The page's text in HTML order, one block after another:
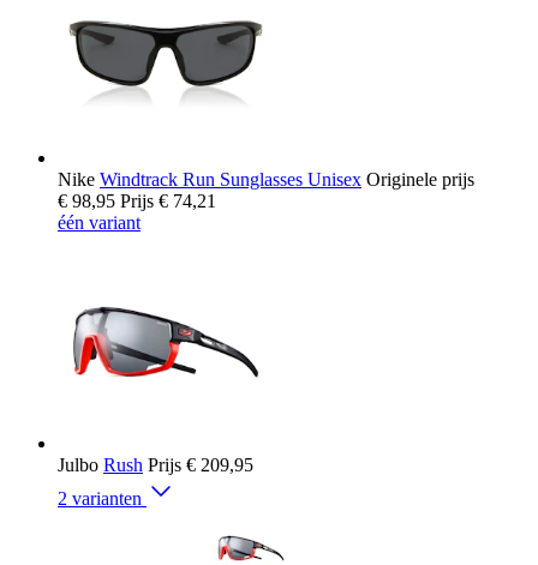
Nike Windtrack Run Sunglasses Unisex Originele prijs
€ 98,95 Prijs € 74,21
één variant
Julbo Rush Prijs € 209,95
2 varianten